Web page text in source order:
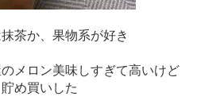
抹茶か、果物系が好き
メロン美味しすぎて高いけど
貯め買いした